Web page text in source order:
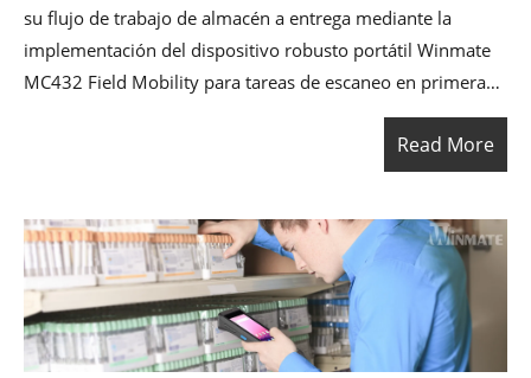
su flujo de trabajo de almacén a entrega mediante la
implementación del dispositivo robusto portátil Winmate
MC432 Field Mobility para tareas de escaneo en primera
línea. Al reemplazar las transferencias en papel (recepción,
ubicación, preparación de pedidos, staging, carga y
confirmación de envío) por procesos basados en validación
redujo los envíos incorrectos y obtuvo visibilidad operativa
en tiempo real.
Read More